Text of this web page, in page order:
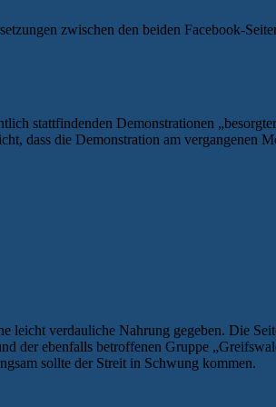
zwischen den beiden Facebook-
stattfindenden Demonstrationen
dass die Demonstration am vergangenen
verdauliche Nahrung gegeben. Die
der ebenfalls betroffenen Gruppe
sollte der Streit in Schwung kommen.